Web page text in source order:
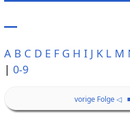
A B C D E F G H I J K L M
| 0-9
vorige Folge ◁